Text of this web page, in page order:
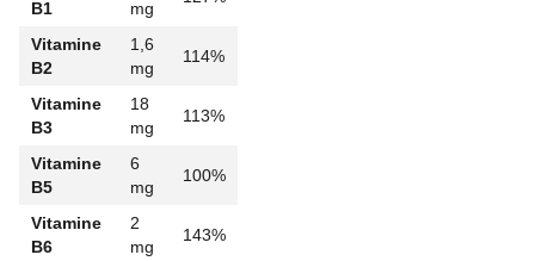
B1
mg
Vitamine
B2
1,6
mg
114%
Vitamine
B3
18
mg
113%
Vitamine
B5
6
mg
100%
Vitamine
B6
2
mg
143%